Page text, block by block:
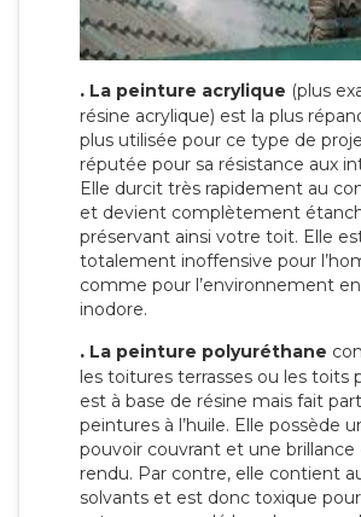
. La peinture acrylique (plus
résine acrylique) est la plus
plus utilisée pour ce type de
réputée pour sa résistance aux
Elle durcit très rapidement au
et devient complètement
préservant ainsi votre toit. Elle
totalement inoffensive pour
comme pour l’environnement en
inodore.
. La peinture polyuréthane
les toitures terrasses ou les toits
est à base de résine mais fait
peintures à l’huile. Elle possède
pouvoir couvrant et une brillance
rendu. Par contre, elle contient
solvants et est donc toxique pour